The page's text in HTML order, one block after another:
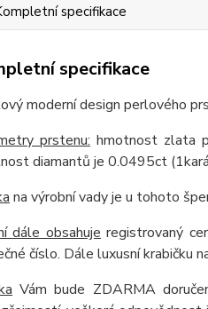
specifikace
specifikace
moderní design perlového
prstenu: hmotnost zlata
diamantů je 0.0495ct
na výrobní vady je u tohoto
dále obsahuje registrovaný
číslo. Dále luxusní krabičku
Vám bude ZDARMA